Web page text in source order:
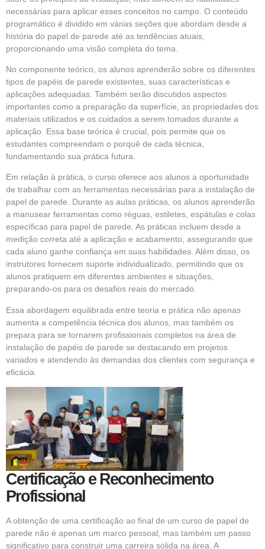
necessárias para aplicar esses conceitos no campo. O conteúdo
programático é dividido em várias seções que abordam desde a
história do papel de parede até as tendências atuais,
proporcionando uma visão completa do tema.
No componente teórico, os alunos aprenderão sobre os diferentes
tipos de papéis de parede existentes, suas características e
aplicações adequadas. Também serão discutidos aspectos
importantes como a preparação da superfície, as propriedades dos
materiais utilizados e os cuidados a serem tomados durante a
aplicação. Essa base teórica é crucial, pois permite que os
estudantes compreendam o porquê de cada técnica,
fundamentando sua prática futura.
Em relação à prática, o curso oferece aos alunos a oportunidade
de trabalhar com as ferramentas necessárias para a instalação de
papel de parede. Durante as aulas práticas, os alunos aprenderão
a manusear ferramentas como réguas, estiletes, espátulas e colas
específicas para papel de parede. As práticas incluem desde a
medição correta até a aplicação e acabamento, assegurando que
cada aluno ganhe confiança em suas habilidades. Além disso, os
instrutores fornecem suporte individualizado, permitindo que os
alunos pratiquem em diferentes ambientes e situações,
preparando-os para os desafios reais do mercado.
Essa abordagem equilibrada entre teoria e prática não apenas
aumenta a competência técnica dos alunos, mas também os
prepara para se tornarem profissionais completos na área de
instalação de papéis de parede se destacando em projetos
variados e atendendo às demandas dos clientes com segurança e
eficácia.
Certificação e Reconhecimento
Profissional
A obtenção de uma certificação ao final de um curso de papel de
parede não é apenas um marco pessoal, mas também um passo
significativo para construir uma carreira sólida na área. A